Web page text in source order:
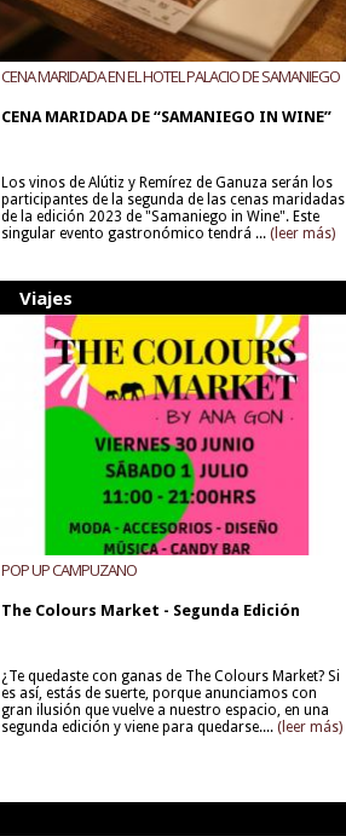
CENA MARIDADA EN EL HOTEL PALACIO DE SAMANIEGO
CENA MARIDADA DE “SAMANIEGO IN WINE”
Los vinos de Alútiz y Remírez de Ganuza serán los
participantes de la segunda de las cenas maridadas
de la edición 2023 de "Samaniego in Wine". Este
singular evento gastronómico tendrá ... (leer más)
Viajes
POP UP CAMPUZANO
The Colours Market - Segunda Edición
¿Te quedaste con ganas de The Colours Market? Si
es así, estás de suerte, porque anunciamos con
gran ilusión que vuelve a nuestro espacio, en una
segunda edición y viene para quedarse.... (leer más)